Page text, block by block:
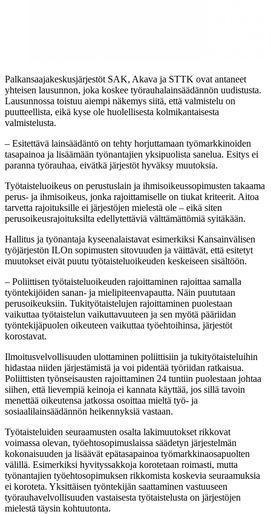
Palkansaajakeskusjärjestöt SAK, Akava ja STTK ovat antaneet
yhteisen lausunnon, joka koskee työrauhalainsäädännön uudistusta.
Lausunnossa toistuu aiempi näkemys siitä, että valmistelu on
puutteellista, eikä kyse ole huolellisesta kolmikantaisesta
valmistelusta.
– Esitettävä lainsäädäntö on tehty horjuttamaan työmarkkinoiden
tasapainoa ja lisäämään työnantajien yksipuolista sanelua. Esitys ei
paranna työrauhaa, eivätkä järjestöt hyväksy muutoksia.
Työtaisteluoikeus on perustuslain ja ihmisoikeussopimusten takaama
perus- ja ihmisoikeus, jonka rajoittamiselle on tiukat kriteerit. Aitoa
tarvetta rajoituksille ei järjestöjen mielestä ole – eikä siten
perusoikeusrajoituksilta edellytettäviä välttämättömiä syitäkään.
Hallitus ja työnantaja kyseenalaistavat esimerkiksi Kansainvälisen
työjärjestön ILOn sopimusten sitovuuden ja väittävät, että esitetyt
muutokset eivät puutu työtaisteluoikeuden keskeiseen sisältöön.
– Poliittisen työtaisteluoikeuden rajoittaminen rajoittaa samalla
työntekijöiden sanan- ja mielipiteenvapautta. Näin puututaan
perusoikeuksiin. Tukityötaistelujen rajoittaminen puolestaan
vaikuttaa työtaistelun vaikuttavuuteen ja sen myötä pääriidan
työntekijäpuolen oikeuteen vaikuttaa työehtoihinsa, järjestöt
korostavat.
Ilmoitusvelvollisuuden ulottaminen poliittisiin ja tukityötaisteluihin
hidastaa niiden järjestämistä ja voi pidentää työriidan ratkaisua.
Poliittisten työnseisausten rajoittaminen 24 tuntiin puolestaan johtaa
siihen, että lievempiä keinoja ei kannata käyttää, jos sillä tavoin
menettää oikeutensa jatkossa osoittaa mieltä työ- ja
sosiaalilainsäädännön heikennyksiä vastaan.
Työtaisteluiden seuraamusten osalta lakimuutokset rikkovat
voimassa olevan, työehtosopimuslaissa säädetyn järjestelmän
kokonaisuuden ja lisäävät epätasapainoa työmarkkinaosapuolten
välillä. Esimerkiksi hyvityssakkoja korotetaan roimasti, mutta
työnantajien työehtosopimuksen rikkomista koskevia seuraamuksia
ei koroteta. Yksittäisen työntekijän saattaminen vastuuseen
työrauhavelvollisuuden vastaisesta työtaistelusta on järjestöjen
mielestä täysin kohtuutonta.